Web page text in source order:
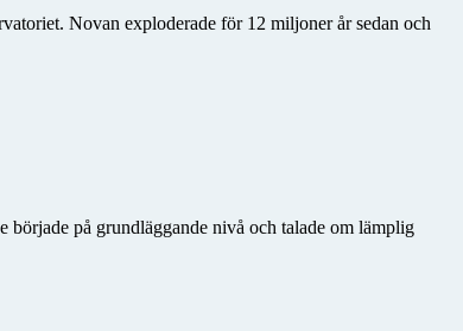
Novan exploderade för 12 miljoner år sedan och
började på grundläggande nivå och talade om lämplig